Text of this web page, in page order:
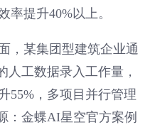
率提升40%以上。
，某集团型建筑企业通
人工数据录入工作量，
55%，多项目并行管理
：金蝶AI星空官方案例